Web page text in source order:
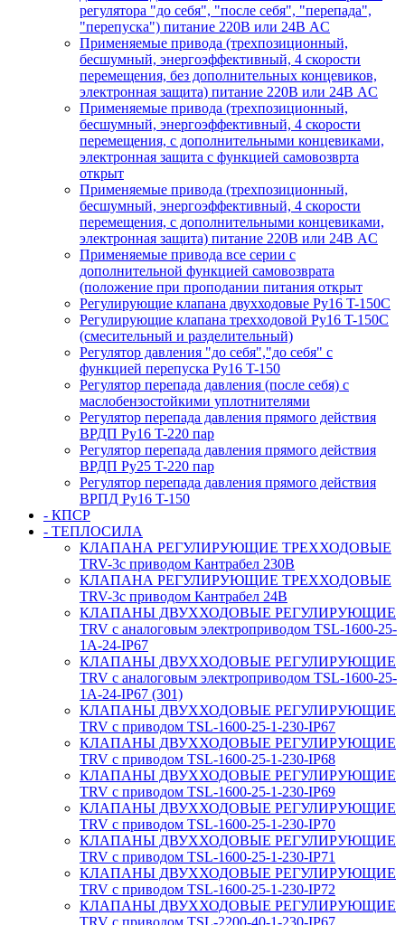
регулятора "до себя", "после себя", "перепада",
"перепуска") питание 220В или 24В AC
Применяемые привода (трехпозиционный,
бесшумный, энергоэффективный, 4 скорости
перемещения, без дополнительных концевиков,
электронная защита) питание 220В или 24В AC
Применяемые привода (трехпозиционный,
бесшумный, энергоэффективный, 4 скорости
перемещения, с дополнительными концевиками,
электронная защита с функцией самовозврта
открыт
Применяемые привода (трехпозиционный,
бесшумный, энергоэффективный, 4 скорости
перемещения, с дополнительными концевиками,
электронная защита) питание 220В или 24В AC
Применяемые привода все серии с
дополнительной функцией самовозврата
(положение при проподании питания открыт
Регулирующие клапана двухходовые Ру16 T-150С
Регулирующие клапана трехходовой Ру16 T-150С
(смесительный и разделительный)
Регулятор давления "до себя","до себя" с
функцией перепуска Ру16 T-150
Регулятор перепада давления (после себя) c
маслобензостойкими уплотнителями
Регулятор перепада давления прямого действия
ВРДП Ру16 T-220 пар
Регулятор перепада давления прямого действия
ВРДП Ру25 T-220 пар
Регулятор перепада давления прямого действия
ВРПД Ру16 T-150
- КПСР
- ТЕПЛОСИЛА
КЛАПАНА РЕГУЛИРУЮЩИЕ ТРЕХХОДОВЫЕ
TRV-3с приводом Кантрабел 230B
КЛАПАНА РЕГУЛИРУЮЩИЕ ТРЕХХОДОВЫЕ
TRV-3с приводом Кантрабел 24B
КЛАПАНЫ ДВУХХОДОВЫЕ РЕГУЛИРУЮЩИЕ
TRV с аналоговым электроприводом TSL-1600-25-
1А-24-IP67
КЛАПАНЫ ДВУХХОДОВЫЕ РЕГУЛИРУЮЩИЕ
TRV с аналоговым электроприводом TSL-1600-25-
1А-24-IP67 (301)
КЛАПАНЫ ДВУХХОДОВЫЕ РЕГУЛИРУЮЩИЕ
TRV с приводом TSL-1600-25-1-230-IP67
КЛАПАНЫ ДВУХХОДОВЫЕ РЕГУЛИРУЮЩИЕ
TRV с приводом TSL-1600-25-1-230-IP68
КЛАПАНЫ ДВУХХОДОВЫЕ РЕГУЛИРУЮЩИЕ
TRV с приводом TSL-1600-25-1-230-IP69
КЛАПАНЫ ДВУХХОДОВЫЕ РЕГУЛИРУЮЩИЕ
TRV с приводом TSL-1600-25-1-230-IP70
КЛАПАНЫ ДВУХХОДОВЫЕ РЕГУЛИРУЮЩИЕ
TRV с приводом TSL-1600-25-1-230-IP71
КЛАПАНЫ ДВУХХОДОВЫЕ РЕГУЛИРУЮЩИЕ
TRV с приводом TSL-1600-25-1-230-IP72
КЛАПАНЫ ДВУХХОДОВЫЕ РЕГУЛИРУЮЩИЕ
TRV с приводом TSL-2200-40-1-230-IP67